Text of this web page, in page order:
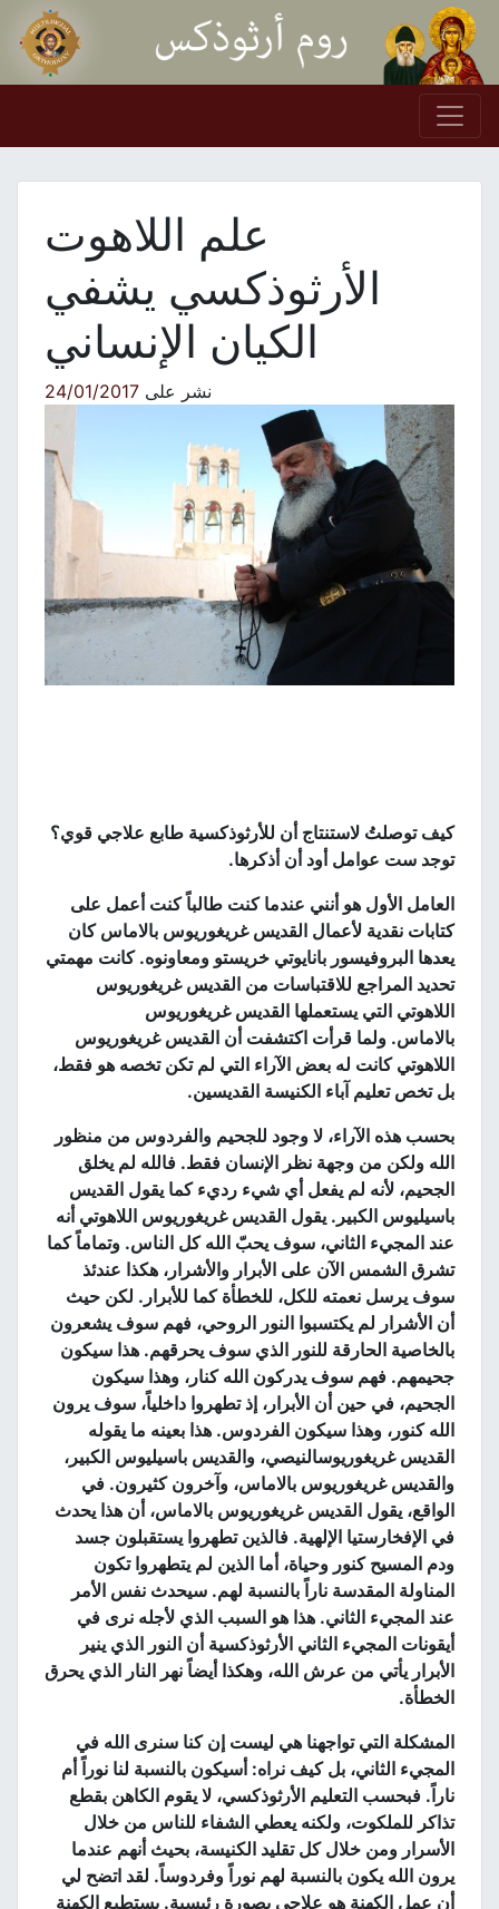
Skip to content
Main Navigation
علم اللاهوت
الأرثوذكسي يشفي
الكيان الإنساني
نشر على24/01/2017
كيف توصلتُ لاستنتاج أن للأرثوذكسية طابع علاجي قوي؟
توجد ست عوامل أود أن أذكرها .
العامل الأول هو أنني عندما كنت طالباً كنت أعمل على
كتابات نقدية لأعمال القديس غريغوريوس بالاماس كان
يعدها البروفيسور بانايوتي خريستو ومعاونوه.كانت مهمتي
تحديد المراجع للاقتباسات من القديس غريغوريوس
اللاهوتي التي يستعملها القديس غريغوريوس
بالاماس. ولما قرأت اكتشفت أن القديس غريغوريوس
اللاهوتي كانت له بعض الآراء التي لم تكن تخصه هو فقط،
بل تخص تعليم آباء الكنيسة القديسين.
بحسب هذه الآراء، لا وجود للجحيم والفردوس من منظور
الله ولكن من وجهة نظر الإنسان فقط.فالله لم يخلق
الجحيم، لأنه لم يفعل أي شيء رديء كما يقول القديس
باسيليوس الكبير.يقول القديس غريغوريوس اللاهوتي أنه
عند المجيء الثاني، سوف يحبّ الله كل الناس. وتماماً كما
تشرق الشمس الآن على الأبرار والأشرار، هكذا عندئذ
سوف يرسل نعمته للكل، للخطأة كما للأبرار .لكن حيث
أن الأشرار لم يكتسبوا النور الروحي، فهم سوف يشعرون
بالخاصية الحارقة للنور الذي سوف يحرقهم.هذا سيكون
جحيمهم.فهم سوف يدركون الله كنار، وهذا سيكون
الجحيم، في حين أن الأبرار، إذ تطهروا داخلياً، سوف يرون
الله كنور، وهذا سيكون الفردوس. هذا بعينه ما يقوله
القديس غريغوريوسالنيصي، والقديس باسيليوس الكبير،
والقديس غريغوريوس بالاماس، وآخرون كثيرون.في
الواقع، يقول القديس غريغوريوس بالاماس، أن هذا يحدث
في الإفخارستيا الإلهية.فالذين تطهروا يستقبلون جسد
ودم المسيح كنور وحياة، أما الذين لم يتطهروا تكون
المناولة المقدسة ناراً بالنسبة لهم.سيحدث نفس الأمر
عند المجيء الثاني.هذا هو السبب الذي لأجله نرى في
أيقونات المجيء الثاني الأرثوذكسية أن النور الذي ينير
الأبرار يأتي من عرش الله، وهكذا أيضاً نهر النار الذي يحرق
الخطأة.
المشكلة التي تواجهنا هي ليست إن كنا سنرى الله في
المجيء الثاني، بل كيف نراه :أسيكون بالنسبة لنا نوراً أم
ناراً. فبحسب التعليم الأرثوذكسي، لا يقوم الكاهن بقطع
تذاكر للملكوت، ولكنه يعطي الشفاء للناس من خلال
الأسرار ومن خلال كل تقليد الكنيسة، بحيث أنهم عندما
يرون الله يكون بالنسبة لهم نوراً وفردوساً.لقد اتضح لي
أن عمل الكهنة هو علاجي بصورة رئيسية.يستطيع الكهنة